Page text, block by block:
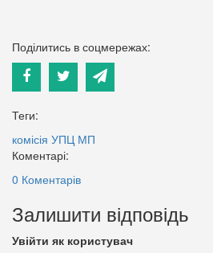
Поділитись в соцмережах:
Теги:
комісія УПЦ МП
Коментарі:
0 Коментарів
Залишити відповідь
Увійти як користувач